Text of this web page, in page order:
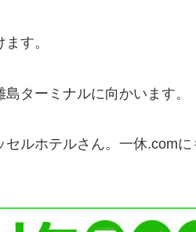
す。
ターミナルに向かいます。
ルホテルさん。一休.com